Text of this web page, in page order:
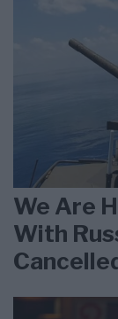
We Are
With